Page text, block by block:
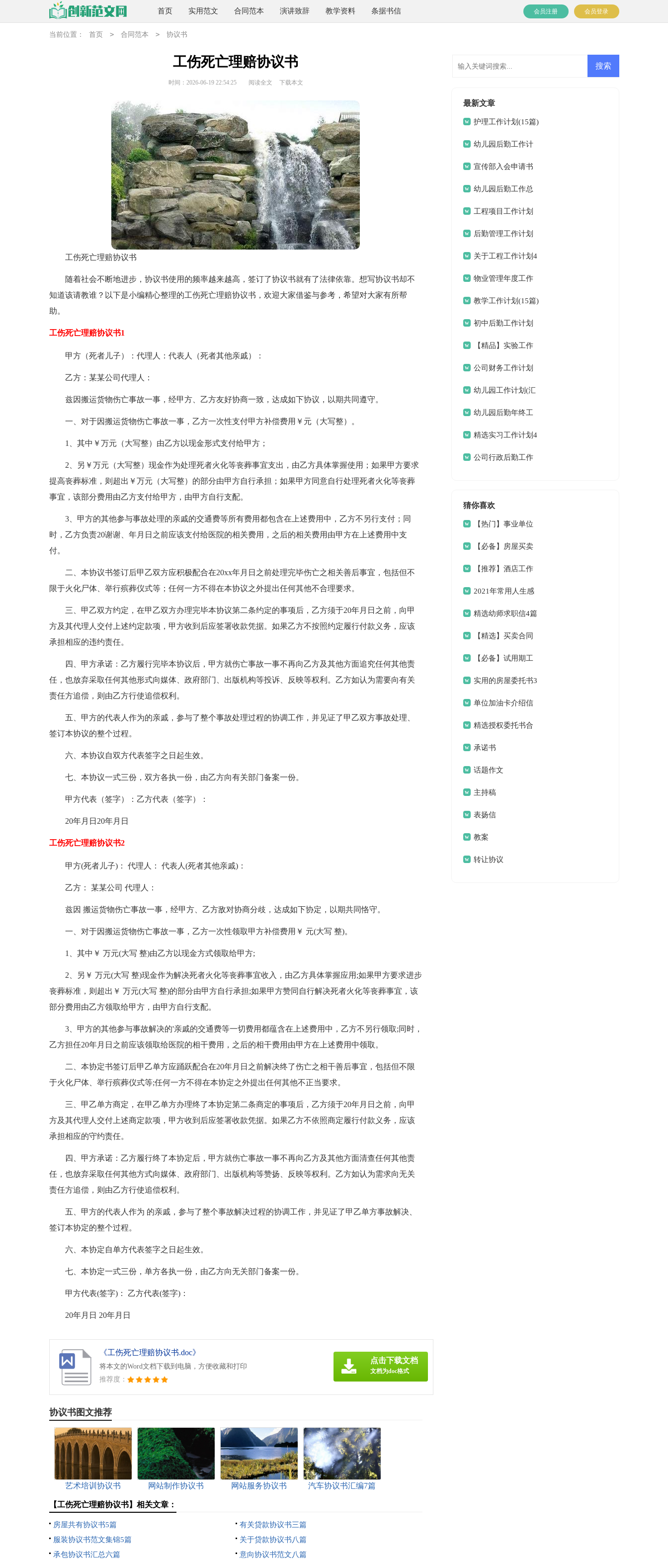
首页 实用范文 合同范本 演讲致辞 教学资料 条据书信 会员登录
会员注册
当前位置： 首页 > 合同范本 > 协议书
工伤死亡理赔协议书
时间：2026-06-19 22:54:25 阅读全文 下载本文
工伤死亡理赔协议书
随着社会不断地进步，协议书使用的频率越来越高，签订了协议书就有了法律依靠。想写协议书却不
知道该请教谁？以下是小编精心整理的工伤死亡理赔协议书，欢迎大家借鉴与参考，希望对大家有所帮
助。
工伤死亡理赔协议书1
甲方（死者儿子）：代理人：代表人（死者其他亲戚）：
乙方：某某公司代理人：
兹因搬运货物伤亡事故一事，经甲方、乙方友好协商一致，达成如下协议，以期共同遵守。
一、对于因搬运货物伤亡事故一事，乙方一次性支付甲方补偿费用￥元（大写整）。
1、其中￥万元（大写整）由乙方以现金形式支付给甲方；
2、另￥万元（大写整）现金作为处理死者火化等丧葬事宜支出，由乙方具体掌握使用；如果甲方要求
提高丧葬标准，则超出￥万元（大写整）的部分由甲方自行承担；如果甲方同意自行处理死者火化等丧葬
事宜，该部分费用由乙方支付给甲方，由甲方自行支配。
3、甲方的其他参与事故处理的亲戚的交通费等所有费用都包含在上述费用中，乙方不另行支付；同
时，乙方负责20谢谢、年月日之前应该支付给医院的相关费用，之后的相关费用由甲方在上述费用中支
付。
二、本协议书签订后甲乙双方应积极配合在20xx年月日之前处理完毕伤亡之相关善后事宜，包括但不
限于火化尸体、举行殡葬仪式等；任何一方不得在本协议之外提出任何其他不合理要求。
三、甲乙双方约定，在甲乙双方办理完毕本协议第二条约定的事项后，乙方须于20年月日之前，向甲
方及其代理人交付上述约定款项，甲方收到后应签署收款凭据。如果乙方不按照约定履行付款义务，应该
承担相应的违约责任。
四、甲方承诺：乙方履行完毕本协议后，甲方就伤亡事故一事不再向乙方及其他方面追究任何其他责
任，也放弃采取任何其他形式向媒体、政府部门、出版机构等投诉、反映等权利。乙方如认为需要向有关
责任方追偿，则由乙方行使追偿权利。
五、甲方的代表人作为的亲戚，参与了整个事故处理过程的协调工作，并见证了甲乙双方事故处理、
签订本协议的整个过程。
六、本协议自双方代表签字之日起生效。
七、本协议一式三份，双方各执一份，由乙方向有关部门备案一份。
甲方代表（签字）：乙方代表（签字）：
20年月日20年月日
工伤死亡理赔协议书2
甲方(死者儿子)： 代理人： 代表人(死者其他亲戚)：
乙方： 某某公司 代理人：
兹因 搬运货物伤亡事故一事，经甲方、乙方敌对协商分歧，达成如下协定，以期共同恪守。
一、对于因搬运货物伤亡事故一事，乙方一次性领取甲方补偿费用￥ 元(大写 整)。
1、其中￥ 万元(大写 整)由乙方以现金方式领取给甲方;
2、另￥ 万元(大写 整)现金作为解决死者火化等丧葬事宜收入，由乙方具体掌握应用;如果甲方要求进步
丧葬标准，则超出￥ 万元(大写 整)的部分由甲方自行承担;如果甲方赞同自行解决死者火化等丧葬事宜，该
部分费用由乙方领取给甲方，由甲方自行支配。
3、甲方的其他参与事故解决的'亲戚的交通费等一切费用都蕴含在上述费用中，乙方不另行领取;同时，
乙方担任20年月日之前应该领取给医院的相干费用，之后的相干费用由甲方在上述费用中领取。
二、本协定书签订后甲乙单方应踊跃配合在20年月日之前解决终了伤亡之相干善后事宜，包括但不限
于火化尸体、举行殡葬仪式等;任何一方不得在本协定之外提出任何其他不正当要求。
三、甲乙单方商定，在甲乙单方办理终了本协定第二条商定的事项后，乙方须于20年月日之前，向甲
方及其代理人交付上述商定款项，甲方收到后应签署收款凭据。如果乙方不依照商定履行付款义务，应该
承担相应的守约责任。
四、甲方承诺：乙方履行终了本协定后，甲方就伤亡事故一事不再向乙方及其他方面清查任何其他责
任，也放弃采取任何其他方式向媒体、政府部门、出版机构等赞扬、反映等权利。乙方如认为需求向无关
责任方追偿，则由乙方行使追偿权利。
五、甲方的代表人作为 的亲戚，参与了整个事故解决过程的协调工作，并见证了甲乙单方事故解决、
签订本协定的整个过程。
六、本协定自单方代表签字之日起生效。
七、本协定一式三份，单方各执一份，由乙方向无关部门备案一份。
甲方代表(签字)： 乙方代表(签字)：
20年月日 20年月日
《工伤死亡理赔协议书.doc》
将本文的Word文档下载到电脑，方便收藏和打印
推荐度：
点击下载文档
文档为doc格式
协议书图文推荐
艺术培训协议书 网站制作协议书 网站服务协议书 汽车协议书汇编7篇
【工伤死亡理赔协议书】相关文章：
房屋共有协议书5篇
有关贷款协议书三篇
服装协议书范文集锦5篇
关于贷款协议书八篇
承包协议书汇总六篇
意向协议书范文八篇
最新文章
护理工作计划(15篇)
幼儿园后勤工作计
划(15篇)
宣传部入会申请书
幼儿园后勤工作总
结(15篇)
工程项目工作计划
后勤管理工作计划
关于工程工作计划4
篇 物业管理年度工作
计划教学工作计划(15篇)
初中后勤工作计划
【精品】实验工作
计划三篇
公司财务工作计划
15篇幼儿园工作计划(汇
编15篇)幼儿园后勤年终工
作总结精选实习工作计划4
篇 公司行政后勤工作
猜你喜欢
【热门】事业单位
请假条4篇
【必备】房屋买卖
合同范文6篇
【推荐】酒店工作
总结三篇
2021年常用人生感
言语录33条
精选幼师求职信4篇
【精选】买卖合同
范文9篇【必备】试用期工
作总结合集八篇
实用的房屋委托书3
篇 单位加油卡介绍信
锦集六篇
精选授权委托书合
集5篇承诺书
话题作文
主持稿
表扬信
教案
转让协议